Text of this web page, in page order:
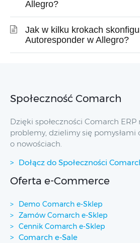
Allegro?
Jak w kilku krokach
Autoresponder w Allegro?
Społeczność Comarch
Dzięki społeczności Comarch
problemy, dzielimy się
o nowościach.
Dołącz do Społeczności
Oferta e-Commerce
Demo Comarch e-Sklep
Zamów Comarch e-Sklep
Cennik Comarch e-Sklep
Comarch e-Sale